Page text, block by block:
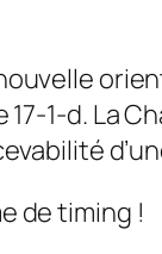
1-d. La
de timing !